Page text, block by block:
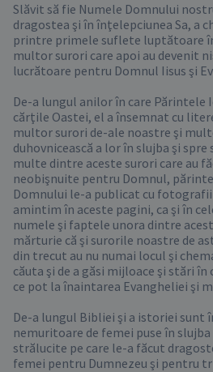
Slăvit să fie Numele Domnului
dragostea şi în înţelepciunea Sa, a
printre primele suflete luptătoare
multor surori care apoi au devenit
lucrătoare pentru Domnul Iisus şi
De-a lungul anilor în care Părintele
cărţile Oastei, el a însemnat cu
multor surori de-ale noastre şi
duhovnicească a lor în slujba şi spre
multe dintre aceste surori care au
neobişnuite pentru Domnul,
Domnului le-a publicat cu
amintim în aceste pagini, ca şi în
numele şi faptele unora dintre
mărturie că şi surorile noastre de
din trecut au nu numai locul şi
căuta şi de a găsi mijloace şi stări în
ce pot la înaintarea Evangheliei şi
De-a lungul Bibliei şi a istoriei sunt
nemuritoare de femei puse în
strălucite pe care le-a făcut
femei pentru Dumnezeu şi pentru